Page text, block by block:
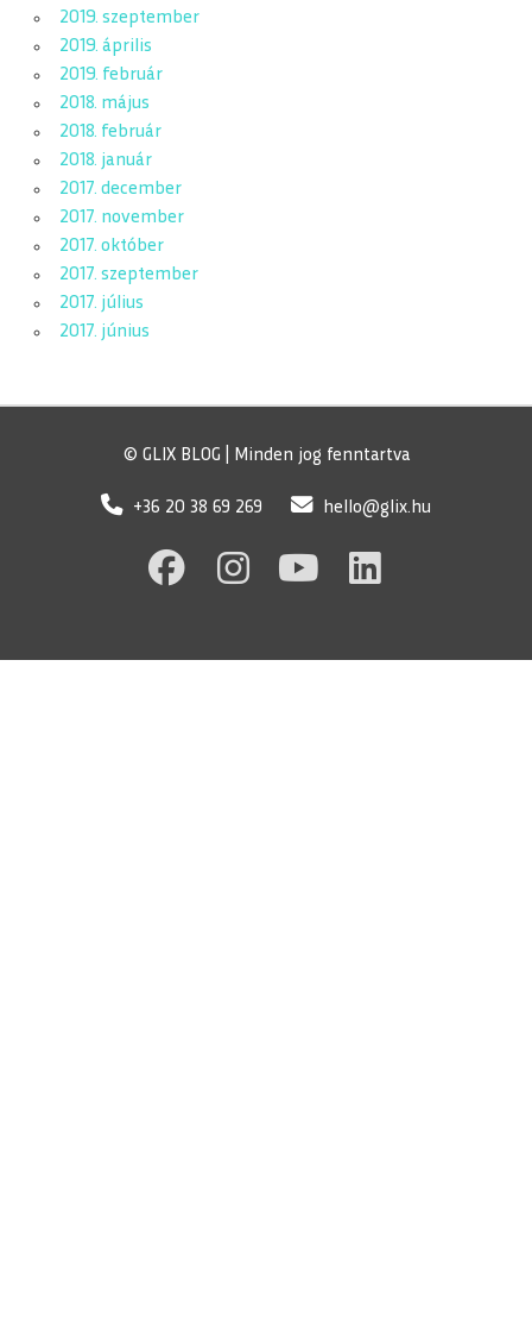
2019. szeptember
2019. április
2019. február
2018. május
2018. február
2018. január
2017. december
2017. november
2017. október
2017. szeptember
2017. július
2017. június
© GLIX BLOG | Minden jog fenntartva
+36 20 38 69 269 hello@glix.hu